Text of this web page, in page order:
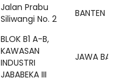
Jalan Prabu
Siliwangi No. 2
BANTEN
BLOK B1 A-B,
KAWASAN
INDUSTRI
JABABEKA III
JAWA BARAT